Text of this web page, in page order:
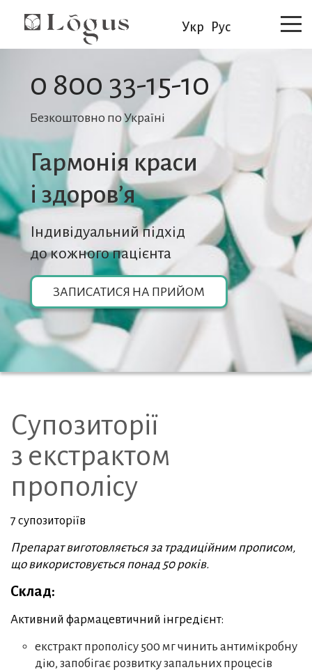
Укр Рус
0 800 33-15-10
Безкоштовно по Україні
Гармонія краси
i здоров’я
Індивідуальний підхід
до кожного пацієнта
ЗАПИСАТИСЯ НА ПРИЙОМ
Супозиторії
з екстрактом
прополісу
7 супозиторіїв
Препарат виготовляється за традиційним прописом,
що використовується понад 50 років.
Склад:
Активний фармацевтичний інгредієнт:
екстракт прополісу 500 мг чинить антимікробну
дію, запобігає розвитку запальних процесів